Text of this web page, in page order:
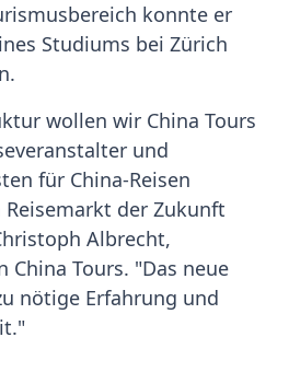
konnte er
Studiums bei Zürich
wollen wir China Tours
und
für China-Reisen
der Zukunft
Albrecht,
China Tours. "Das neue
nötige Erfahrung und